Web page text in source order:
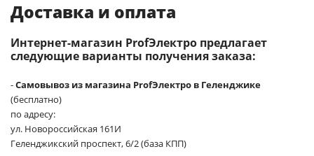
Доставка и оплата
Интернет-магазин ProfЭлектро предлагает
следующие варианты получения заказа:
-Самовывоз из магазина ProfЭлектро в Геленджике
(бесплатно)
по адресу:
ул. Новороссийская 161И
Геленджикский проспект, 6/2 (база КПП)